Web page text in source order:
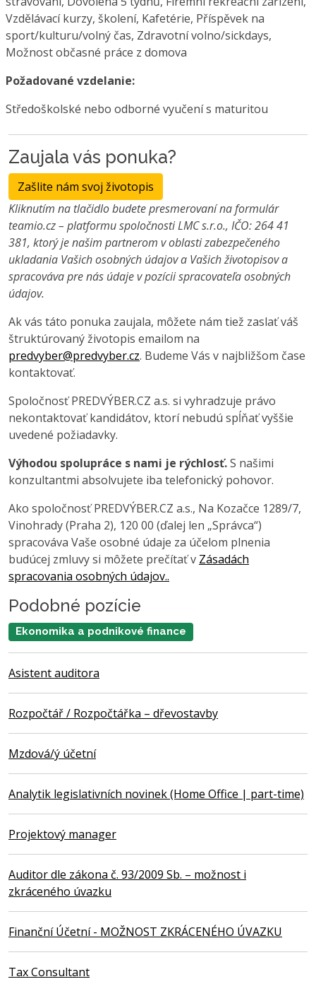
Vzdělávací kurzy, školení, Kafetérie, Příspěvek na
sport/kulturu/volný čas, Zdravotní volno/sickdays,
Možnost občasné práce z domova
Požadované vzdelanie:
Středoškolské nebo odborné vyučení s maturitou
Zaujala vás ponuka?
Zašlite nám svoj životopis
Kliknutím na tlačidlo budete presmerovaní na formulár
teamio.cz – platformu spoločnosti LMC s.r.o., IČO: 264 41
381, ktorý je našim partnerom v oblasti zabezpečeného
ukladania Vašich osobných údajov a Vašich životopisov a
spracováva pre nás údaje v pozícii spracovateľa osobných
údajov.
Ak vás táto ponuka zaujala, môžete nám tiež zaslať váš
štruktúrovaný životopis emailom na
predvyber@predvyber.cz. Budeme Vás v najbližšom čase
kontaktovať.
Spoločnosť PREDVÝBER.CZ a.s. si vyhradzuje právo
nekontaktovať kandidátov, ktorí nebudú spĺňať vyššie
uvedené požiadavky.
Výhodou spolupráce s nami je rýchlosť.S našimi
konzultantmi absolvujete iba telefonický pohovor.
Ako spoločnosť PREDVÝBER.CZ a.s., Na Kozačce 1289/7,
Vinohrady (Praha 2), 120 00 (ďalej len „Správca“)
spracováva Vaše osobné údaje za účelom plnenia
budúcej zmluvy si môžete prečítať v Zásadách
spracovania osobných údajov..
Podobné pozície
Ekonomika a podnikové finance
Asistent auditora
Rozpočtář / Rozpočtářka – dřevostavby
Mzdová/ý účetní
Analytik legislativních novinek (Home Office | part-time)
Projektový manager
Auditor dle zákona č. 93/2009 Sb. – možnost i
zkráceného úvazku
Finanční Účetní - MOŽNOST ZKRÁCENÉHO ÚVAZKU
Tax Consultant